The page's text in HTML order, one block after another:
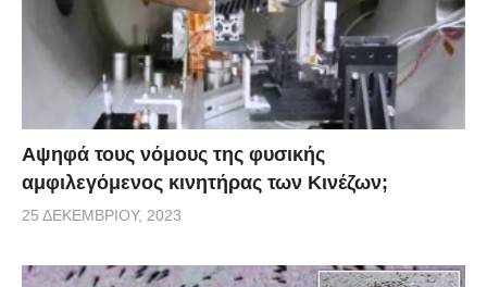
Αψηφά τους νόμους της φυσικής
αμφιλεγόμενος κινητήρας των Κινέζων;
25 ΔΕΚΕΜΒΡΊΟΥ, 2023